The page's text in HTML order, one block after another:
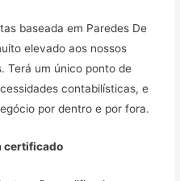
baseada em Paredes De
elevado aos nossos
Terá um único ponto de
contabilísticas, e
por dentro e por fora.
certificado